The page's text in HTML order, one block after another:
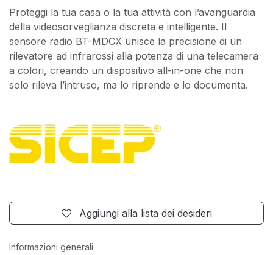
Proteggi la tua casa o la tua attività con l’avanguardia
della videosorveglianza discreta e intelligente. Il
sensore radio BT-MDCX unisce la precisione di un
rilevatore ad infrarossi alla potenza di una telecamera
a colori, creando un dispositivo all-in-one che non
solo rileva l’intruso, ma lo riprende e lo documenta.
Aggiungi alla lista dei desideri
Informazioni generali